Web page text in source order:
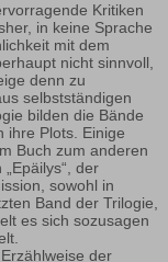
Kritiken
in keine Sprache
mit dem
nicht sinnvoll,
denn zu
selbstständigen
bilden die Bände
ihre Plots. Einige
Buch zum anderen
der
sowohl in
Band der Trilogie,
es sich sozusagen
der